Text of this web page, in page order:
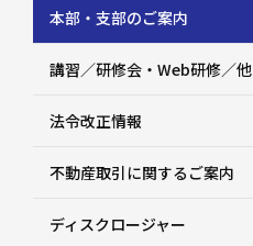
本部・支部のご案内
講習／研修会・Web研修／他
法令改正情報
不動産取引に関するご案内
ディスクロージャー